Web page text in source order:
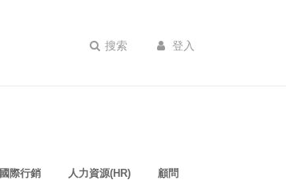
搜索 登入
國際行銷 人力資源(HR) 顧問